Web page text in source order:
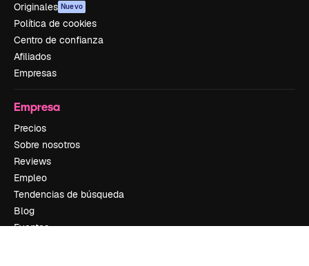
Originales Nuevo
Política de cookies
Centro de confianza
Afiliados
Empresas
Empresa
Precios
Sobre nosotros
Reviews
Empleo
Tendencias de búsqueda
Blog
Eventos